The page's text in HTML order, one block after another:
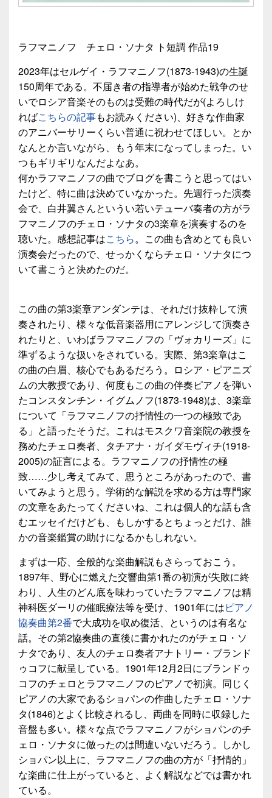
ラフマニノフ チェロ・ソナタ ト短調 作品19
2023年はセルゲイ・ラフマニノフ(1873-1943)の生誕
150周年である。不届き者の指導者が始めた戦争のせ
いでロシア音楽そのものは受難の時代だが(よろしけ
ればこちらの記事もお読みください)、好きな作曲家
のアニバーサリーくらい普通に祝わせてほしい。とか
なんとか言いながら、もう年末になってしまった。い
つもギリギリなんだよなあ。
何かラフマニノフの曲でブログを書こうと思ってはい
たけど、特に曲は決めていなかった。先週行った演奏
会で、白井翼さんというい若いテューバ奏者の方がラ
フマニノフのチェロ・ソナタの3楽章を演奏するのを
聴いた。感想記事はこちら。この曲も含めとても良い
演奏会だったので、せっかくならチェロ・ソナタにつ
いて書こうと決めたのだ。
この曲の第3楽章アンダンテは、それだけ抜粋して演
奏されたり、様々な低音楽器用にアレンジして演奏さ
れたりと、いわばラフマニノフの「ヴォカリーズ」に
準ずるような扱いをされている。実際、第3楽章はこ
の曲の白眉、核心でもあるだろう。ロシア・ピアニズ
ムの大教授であり、何度もこの曲の伴奏ピアノを弾い
たコンスタンチン・イグムノフ(1873-1948)は、3楽章
について「ラフマニノフの抒情性の一つの極致であ
る」と語ったそうだ。これはモスクワ音楽院の教授を
務めたチェロ奏者、タチアナ・ガイダモヴィチ(1918-
2005)の証言による。ラフマニノフの抒情性の極
致……少し考えてみて、思うところがあったので、書
いてみようと思う。学術的な解説を求める方は専門家
の文章をあたってくださいね、これは個人的な話も含
むエッセイだけども、もしかするとちょっとだけ、誰
かの音楽鑑賞の助けになるかもしれない。
まずは一応、全般的な楽曲解説もさらっておこう。
1897年、野心に燃えた交響曲第1番の初演が失敗に終
わり、人生のどん底を味わっていたラフマニノフは精
神科医ダーリの催眠療法等を受け、1901年にはピアノ
協奏曲第2番で大成功を収め復活、というのは有名な
話。その第2協奏曲の直後に書かれたのがチェロ・ソ
ナタであり、友人のチェロ奏者アナトリー・ブランド
ゥコフに献呈している。1901年12月2日にブランドゥ
コフのチェロとラフマニノフのピアノで初演。同じく
ピアノの大家であるショパンの作曲したチェロ・ソナ
タ(1846)とよく比較されるし、両曲を同時に収録した
音盤も多い。様々な点でラフマニノフがショパンのチ
ェロ・ソナタに倣ったのは間違いないだろう。しかし
ショパン以上に、ラフマニノフの曲の方が「抒情的」
な楽曲に仕上がっていると、よく解説などでは書かれ
ている。